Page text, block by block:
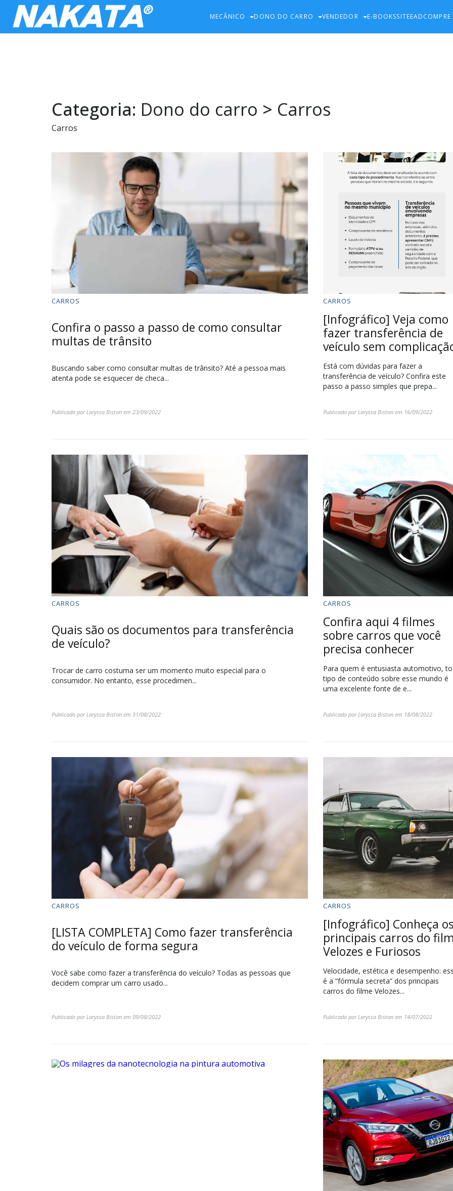
MECÂNICO DONO DO CARRO VENDEDOR E-BOOKSSITEEAD
Categoria: Dono do carro > Carros
Carros
CARROS
Confira o passo a passo de como consultar
multas de trânsito
Buscando saber como consultar multas de trânsito? Até a pessoa mais
atenta pode se esquecer de checa...
Publicado por Laryssa Biston em 23/09/2022
CARROS
[Infográfico] Veja como
fazer transferência de
veículo sem
Está com dúvidas para fazer a
transferência de veículo? Confira este
passo a passo simples que prepa...
Publicado porLaryssa Biston em 16/09/2022
CARROS
Quais são os documentos para transferência
de veículo?
Trocar de carro costuma ser um momento muito especial para o
consumidor. No entanto, esse procedimen...
Publicado por Laryssa Biston em 31/08/2022
CARROS
Confira aqui 4 filmes
sobre carros que você
precisa conhecer
Para quem é entusiasta automotivo,
tipo de conteúdo sobre esse mundo é
uma excelente fonte de e...
Publicado porLaryssa Biston em 18/08/2022
CARROS
[LISTA COMPLETA] Como fazer transferência
do veículo de forma segura
Você sabe como fazer a transferência do veículo? Todas as pessoas que
decidem comprar um carro usado...
Publicado por Laryssa Biston em 09/08/2022
CARROS
[Infográfico] Conheça
principais carros do
Velozes e Furiosos
Velocidade, estética e desempenho:
é a “fórmula secreta” dos principais
carros do filme Velozes...
Publicado porLaryssa Biston em 14/07/2022